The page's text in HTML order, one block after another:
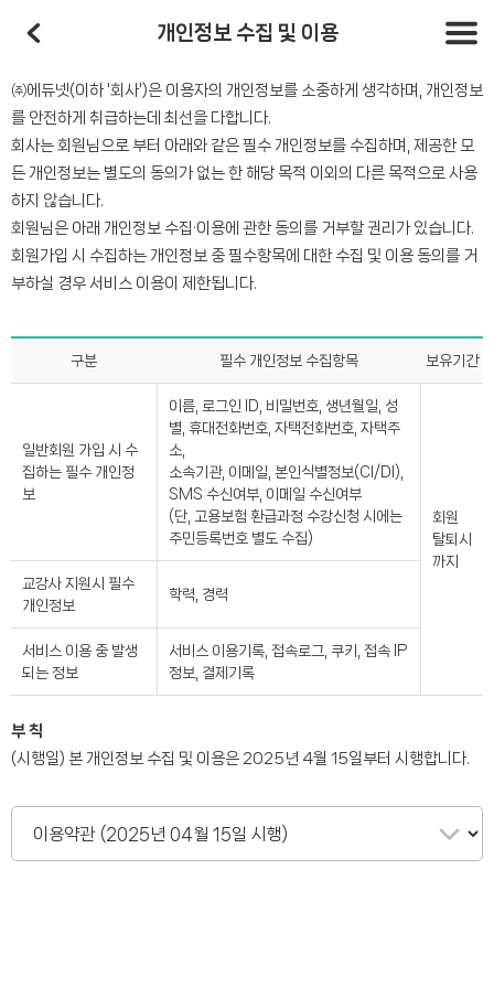
개인정보 수집 및 이용
㈜에듀넷(이하 '회사')은 이용자의 개인정보를 소중하게 생각하며, 개인정보
를 안전하게 취급하는데 최선을 다합니다.
회사는 회원님으로 부터 아래와 같은 필수 개인정보를 수집하며, 제공한 모
든 개인정보는 별도의 동의가 없는 한 해당 목적 이외의 다른 목적으로 사용
하지 않습니다.
회원님은 아래 개인정보 수집·이용에 관한 동의를 거부할 권리가 있습니다.
회원가입 시 수집하는 개인정보 중 필수항목에 대한 수집 및 이용 동의를 거
부하실 경우 서비스 이용이 제한됩니다.
구분 필수 개인정보 수집항목 보유기간
일반회원 가입 시 수
집하는 필수 개인정
보
이름, 로그인 ID, 비밀번호, 생년월일, 성
별, 휴대전화번호, 자택전화번호, 자택주
소,
소속기관, 이메일, 본인식별정보(CI/DI),
SMS 수신여부, 이메일 수신여부
(단, 고용보험 환급과정 수강신청 시에는
주민등록번호 별도 수집)
회원
탈퇴시
까지
교강사 지원시 필수
개인정보
학력, 경력
서비스 이용 중 발생
되는 정보
서비스 이용기록, 접속로그, 쿠키, 접속 IP
정보, 결제기록
부 칙
(시행일) 본 개인정보 수집 및 이용은 2025년 4월 15일부터 시행합니다.